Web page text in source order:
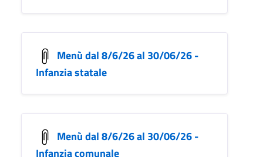
Menù dal 8/6/26 al 30/06/26 -
Infanzia statale
Menù dal 8/6/26 al 30/06/26 -
Infanzia comunale